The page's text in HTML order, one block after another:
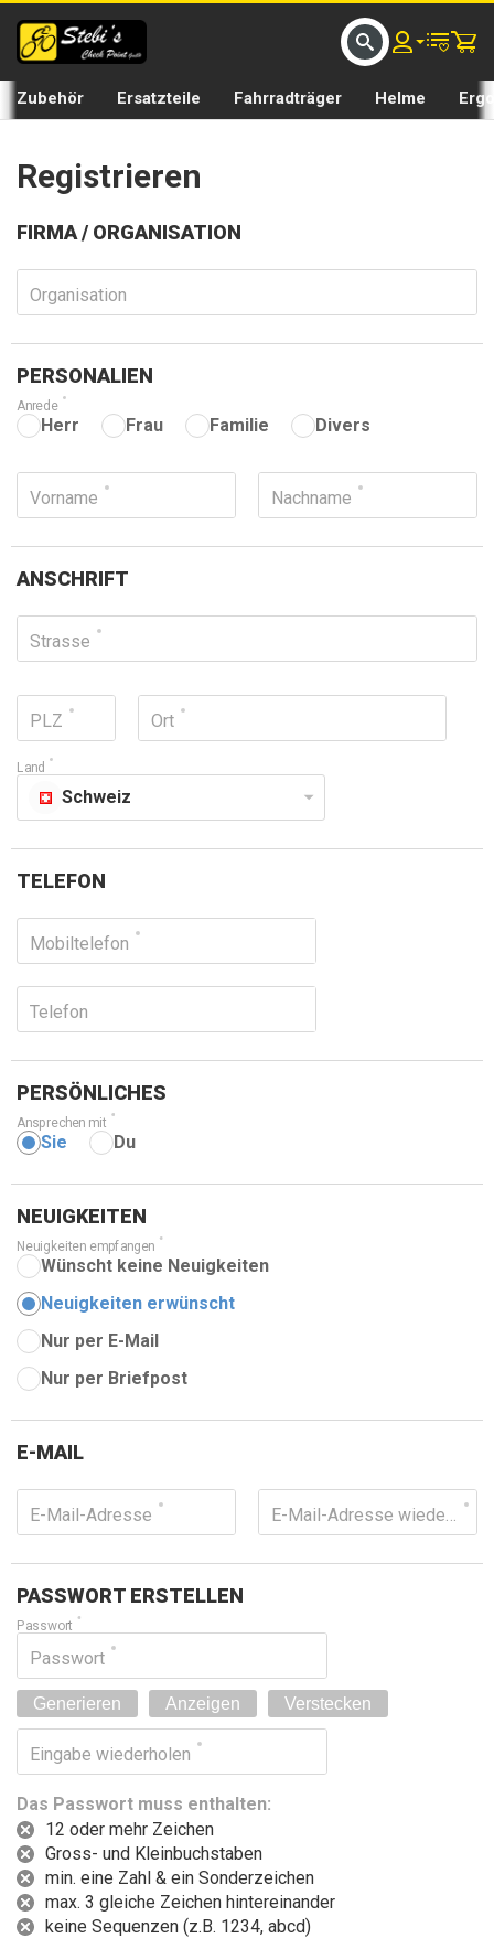
Zubehör Ersatzteile Fahrradträger Helme
Registrieren
FIRMA / ORGANISATION
Organisation
PERSONALIEN
Anrede
Herr Frau Familie Divers
Vorname Nachname
ANSCHRIFT
Strasse
PLZ Ort
Schweiz
Land
TELEFON
Mobiltelefon
Telefon
PERSÖNLICHES
Ansprechen mit
Sie Du
NEUIGKEITEN
Neuigkeiten empfangen
Wünscht keine Neuigkeiten
Neuigkeiten erwünscht
Nur per E-Mail
Nur per Briefpost
E-MAIL
E-Mail-Adresse E-Mail-Adresse wiederholen
PASSWORT ERSTELLEN
Passwort
Passwort
Generieren Anzeigen Verstecken
Eingabe wiederholen
Das Passwort muss enthalten:
12 oder mehr Zeichen
Gross- und Kleinbuchstaben
min. eine Zahl & ein Sonderzeichen
max. 3 gleiche Zeichen hintereinander
keine Sequenzen (z.B. 1234, abcd)